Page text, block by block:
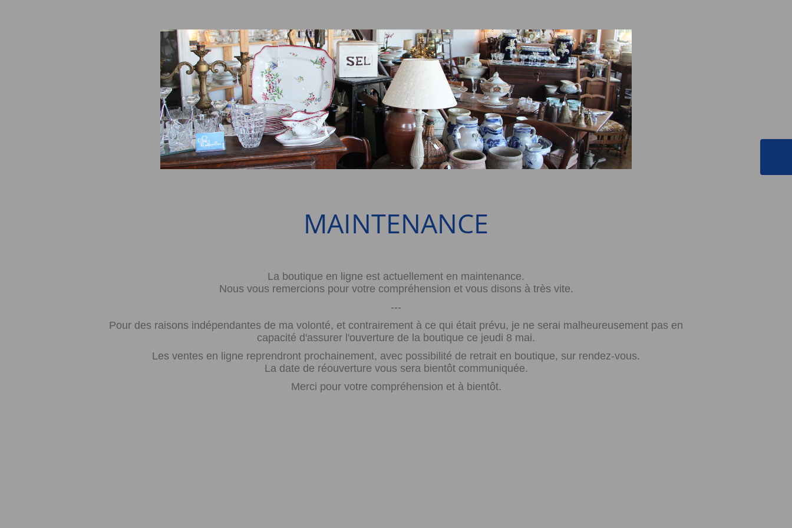
MAINTENANCE
La boutique en ligne est actuellement en maintenance.
Nous vous remercions pour votre compréhension et vous disons à très vite.
---
Pour des raisons indépendantes de ma volonté, et contrairement à ce qui était prévu, je ne serai malheureusement pas en
capacité d'assurer l'ouverture de la boutique ce jeudi 8 mai.
Les ventes en ligne reprendront prochainement, avec possibilité de retrait en boutique, sur rendez-vous.
La date de réouverture vous sera bientôt communiquée.
Merci pour votre compréhension et à bientôt.